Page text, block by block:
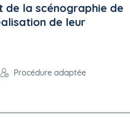
la scénographie de
de leur
Procédure adaptée